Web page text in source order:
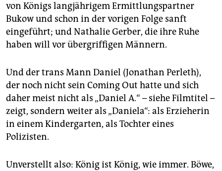
epaper login
von Königs langjährigem Ermittlungspartner
Bukow und schon in der vorigen Folge sanft
eingeführt; und Nathalie Gerber, die ihre Ruhe
haben will vor übergriffigen Männern.
Und der trans Mann Daniel (Jonathan Perleth),
der noch nicht sein Coming Out hatte und sich
daher meist nicht als „Daniel A.“ – siehe Filmtitel –
zeigt, sondern weiter als „Daniela“: als Erzieherin
in einem Kindergarten, als Tochter eines
Polizisten.
Unverstellt also: König ist König, wie immer. Böwe,